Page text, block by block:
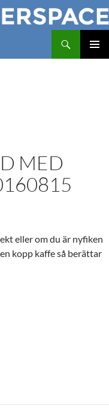
MED
eller om du är nyfiken
kopp kaffe så berättar